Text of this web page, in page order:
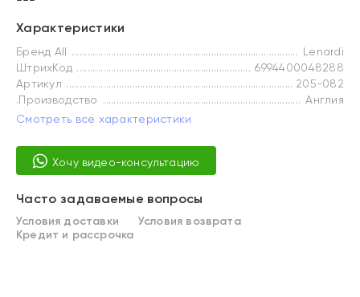
Характеристики
Бренд All
Lenardi
ШтрихКод
6994400048288
Артикул
205-082
.Производство
Англия
Смотреть все характеристики
Хочу видео-консультацию
Часто задаваемые вопросы
Условия доставки
Условия возврата
Кредит и рассрочка